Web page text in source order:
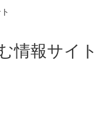
情報サイト